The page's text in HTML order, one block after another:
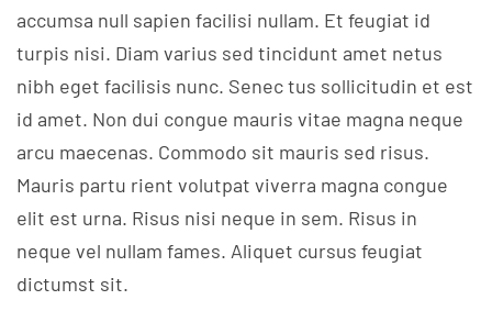
accumsa null sapien facilisi nullam. Et feugiat id
turpis nisi. Diam varius sed tincidunt amet netus
nibh eget facilisis nunc. Senec tus sollicitudin et est
id amet. Non dui congue mauris vitae magna neque
arcu maecenas. Commodo sit mauris sed risus.
Mauris partu rient volutpat viverra magna congue
elit est urna. Risus nisi neque in sem. Risus in
neque vel nullam fames. Aliquet cursus feugiat
dictumst sit.